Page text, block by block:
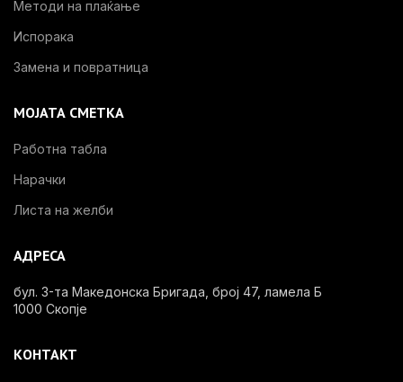
Методи на плаќање
Испорака
Замена и повратница
МОЈАТА СМЕТКА
Работна табла
Нарачки
Листа на желби
АДРЕСА
бул. 3-та Македонска Бригада, број 47, ламела Б
1000 Скопје
КОНТАКТ